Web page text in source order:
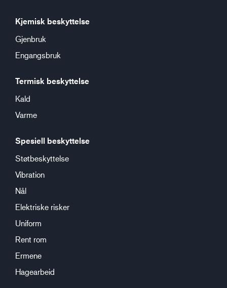
Kjemisk beskyttelse
Gjenbruk
Engangsbruk
Termisk beskyttelse
Kald
Varme
Spesiell beskyttelse
Støtbeskyttelse
Vibration
Nål
Elektriske risker
Uniform
Rent rom
Ermene
Hagearbeid